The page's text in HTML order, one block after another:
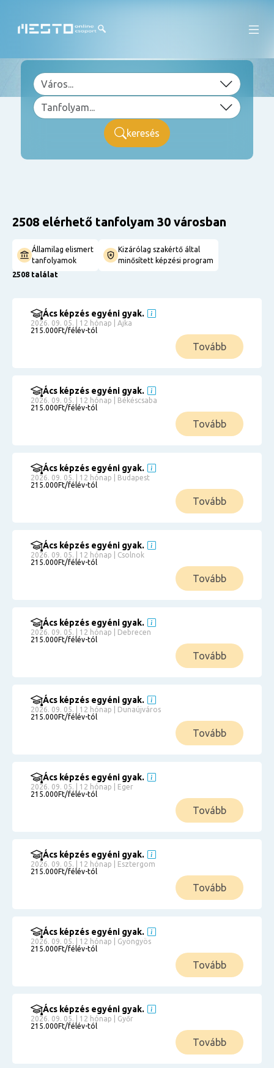
keresés
2508 elérhető tanfolyam 30 városban
Államilag elismert
tanfolyamok
Kizárólag szakértő által
minősített képzési program
2508 találat
Ács képzés egyéni gyak.
2026. 09. 05. | 12 hónap | Ajka
215.000Ft/félév-tól
Tovább
Ács képzés egyéni gyak.
2026. 09. 05. | 12 hónap | Békéscsaba
215.000Ft/félév-tól
Tovább
Ács képzés egyéni gyak.
2026. 09. 05. | 12 hónap | Budapest
215.000Ft/félév-tól
Tovább
Ács képzés egyéni gyak.
2026. 09. 05. | 12 hónap | Csolnok
215.000Ft/félév-tól
Tovább
Ács képzés egyéni gyak.
2026. 09. 05. | 12 hónap | Debrecen
215.000Ft/félév-tól
Tovább
Ács képzés egyéni gyak.
2026. 09. 05. | 12 hónap | Dunaújváros
215.000Ft/félév-tól
Tovább
Ács képzés egyéni gyak.
2026. 09. 05. | 12 hónap | Eger
215.000Ft/félév-tól
Tovább
Ács képzés egyéni gyak.
2026. 09. 05. | 12 hónap | Esztergom
215.000Ft/félév-tól
Tovább
Ács képzés egyéni gyak.
2026. 09. 05. | 12 hónap | Gyöngyös
215.000Ft/félév-tól
Tovább
Ács képzés egyéni gyak.
2026. 09. 05. | 12 hónap | Győr
215.000Ft/félév-tól
Tovább